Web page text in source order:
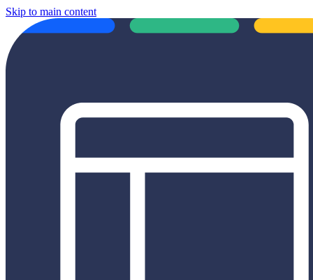
Skip to main content